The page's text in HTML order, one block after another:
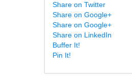
Share on Twitter
Share on Google+
Share on Google+
Share on LinkedIn
Buffer It!
Pin It!